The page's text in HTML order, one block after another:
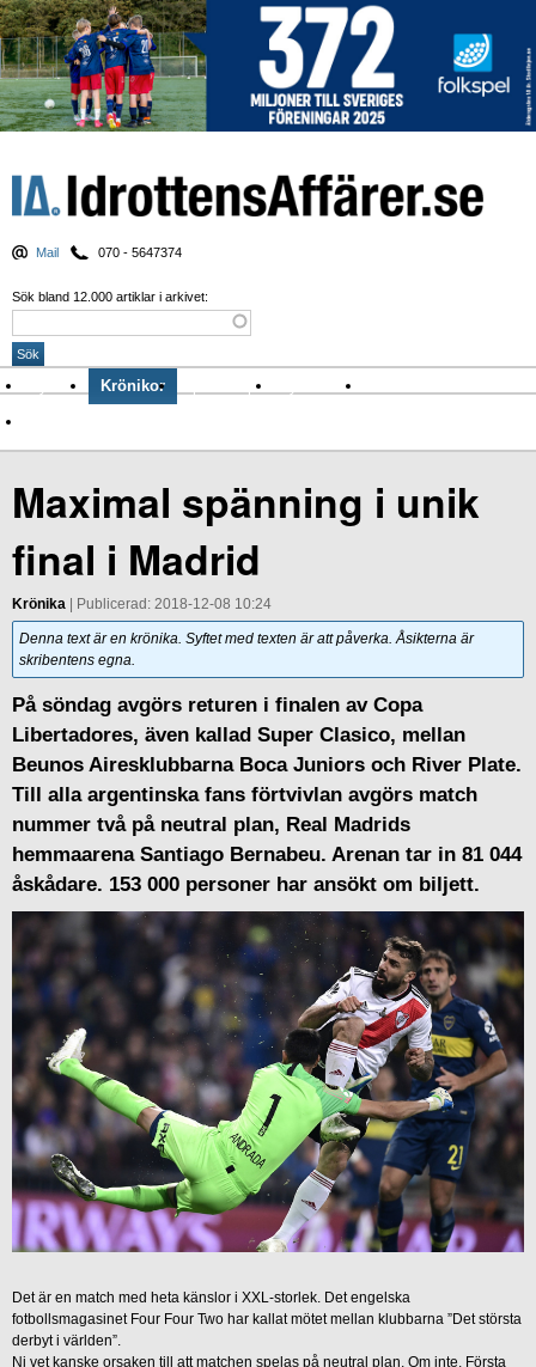
Mail 070 - 5647374
Sök bland 12.000 artiklar i arkivet:
Nyheter Krönikor Sport & spel Nyhetsbrev
Maximal spänning i unik
final i Madrid
Krönika | Publicerad: 2018-12-08 10:24
Denna text är en krönika. Syftet med texten är att påverka. Åsikterna är
skribentens egna.
På söndag avgörs returen i finalen av Copa
Libertadores, även kallad Super Clasico, mellan
Beunos Airesklubbarna Boca Juniors och River Plate.
Till alla argentinska fans förtvivlan avgörs match
nummer två på neutral plan, Real Madrids
hemmaarena Santiago Bernabeu. Arenan tar in 81 044
åskådare. 153 000 personer har ansökt om biljett.
Det är en match med heta känslor i XXL-storlek. Det engelska
fotbollsmagasinet Four Four Two har kallat mötet mellan klubbarna ”Det största
derbyt i världen”.
Ni vet kanske orsaken till att matchen spelas på neutral plan. Om inte. Första